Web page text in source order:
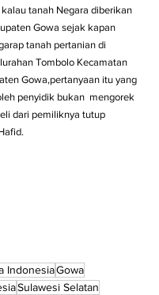
tanah Negara diberikan
Gowa sejak kapan
tanah pertanian di
Tombolo Kecamatan
Gowa,pertanyaan itu yang
penyidik bukan  mengorek
dari pemiliknya tutup
IndonesiaGowa
Sulawesi Selatan